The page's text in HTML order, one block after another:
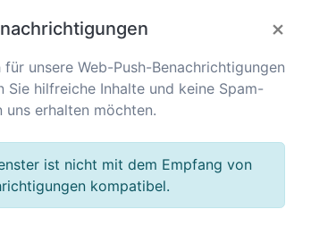
Teilnehmer mehr über sie
nahtlose Registrierung oder
oder Hintergrundinhalte
×
für unsere Web-Push-Benachrichtigungen
Sie hilfreiche Inhalte und keine Spam-
uns erhalten möchten.
ist nicht mit dem Empfang von
kompatibel.